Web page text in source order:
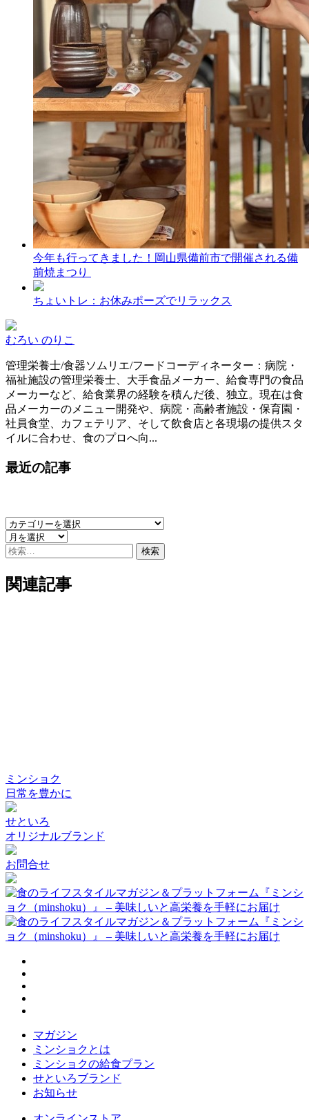
今年も行ってきました！岡山県備前市で開催される備
前焼まつり
ちょいトレ：お休みポーズでリラックス
むろい のりこ
管理栄養士/食器ソムリエ/フードコーディネーター：病院・
福祉施設の管理栄養士、大手食品メーカー、給食専門の食品
メーカーなど、給食業界の経験を積んだ後、独立。現在は食
品メーカーのメニュー開発や、病院・高齢者施設・保育園・
社員食堂、カフェテリア、そして飲食店と各現場の提供スタ
イルに合わせ、食のプロへ向...
最近の記事
検
関連記事
ミンショク
日常を豊かに
せといろ
オリジナルブランド
お問合せ
マガジン
ミンショクとは
ミンショクの給食プラン
せといろブランド
お知らせ